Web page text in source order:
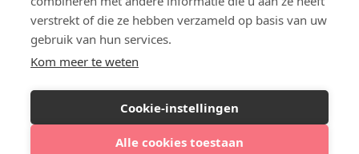
verstrekt of die ze hebben verzameld op basis van uw
gebruik van hun services.
Kom meer te weten
Cookie-instellingen
Alle cookies toestaan
Bekijk agenda
Botox Eindhoven
Botox Purmerend
Botox Maastricht
Botox Nijmegen
Botox Apeldoorn